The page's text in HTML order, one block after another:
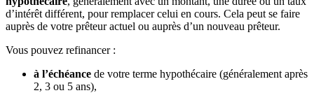
d’intérêt différent, pour remplacer celui en cours. Cela peut se faire
auprès de votre prêteur actuel ou auprès d’un nouveau prêteur.
Vous pouvez refinancer :
à l’échéance de votre terme hypothécaire (généralement après
2, 3 ou 5 ans),